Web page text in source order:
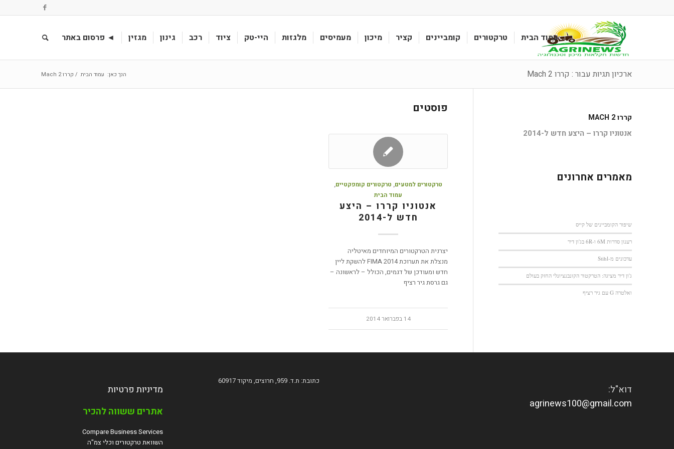
עמוד הבית טרקטורים קומביינים קציר מיכון מעמיסים מלגזות היי-טק ציוד רכב גינון מגזין ◄ פרסום באתר
ארכיון תגיות עבור : קררו Mach 2 הנך כאן: עמוד הבית / קררו Mach 2
פוסטים
טרקטורים למטעים, טרקטורים קומפקטיים,
עמוד הבית
אנטוניו קררו – היצע
חדש ל-2014
יצרנית הטרקטורים המיוחדים מאיטליה
מנצלת את תערוכת FIMA 2014 להשקת ליין
חדש ומעודכן של דגמים, הכולל – לראשונה –
גם גרסת גיר רציף
14 בפברואר 2014
קררו MACH 2
אנטוניו קררו – היצע חדש ל-2014
מאמרים אחרונים
שיפור הקומביינים של קייס
רענון סדרות 6M ו-6R בג'ון דיר
עדכונים מ-Stihl
ג'ון דיר מציגה: הטרקטור הקונבנציונלי החזק בעולם
ואלטרה G עם גיר רציף
דוא"ל:
agrinews100@gmail.com
כתובת: ת.ד. 959, חרוצים, מיקוד 60917
מדיניות פרטיות
אתרים ששווה להכיר
Compare Business Services
השוואת טרקטורים וכלי צמ"ה